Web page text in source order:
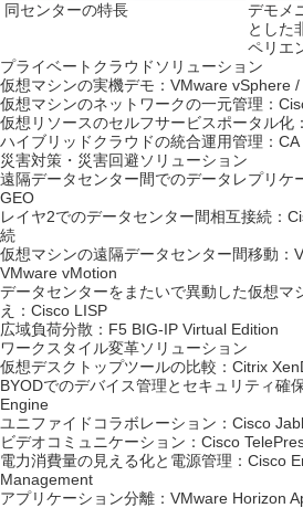
同センターの特長
デモメ
とした
ペリエ
プライベートクラウドソリューション
仮想マシンの実機デモ：VMware vSphere
仮想マシンのネットワークの一元管理：
仮想リソースのセルフサービスポータル化
ハイブリッドクラウドの統合運用管理：
災害対策・災害回避ソリューション
遠隔データセンター間でのデータレプリケ
GEO
レイヤ2でのデータセンター間相互接続：
続
仮想マシンの遠隔データセンター間移動：
VMware vMotion
データセンターをまたいで異動した仮想マ
え：Cisco LISP
広域負荷分散：F5 BIG-IP Virtual Edition
ワークスタイル変革ソリューション
仮想デスクトップツールの比較：Citrix
BYODでのデバイス管理とセキュリティ確
Engine
ユニファイドコラボレーション：Cisco
ビデオコミュニケーション：Cisco
電力消費量の見える化と電源管理：Cisco
Management
アプリケーション分離：VMware Horizon